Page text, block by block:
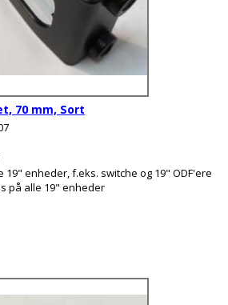
70 mm, Sort
19" enheder, f.eks. switche og 19" ODF'ere
på alle 19" enheder